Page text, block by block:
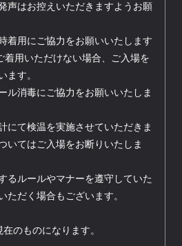
声はお控えいただきますようお願
着用にご協力をお願いいたします
着用いただけない場合、ご入場を
ます。
ル消毒にご協力をお願いいたしま
にて検温を実施させていただきま
いてはご入場をお断りいたしま
るルールやマナーを遵守していた
ただく場合もございます。
のものになります。